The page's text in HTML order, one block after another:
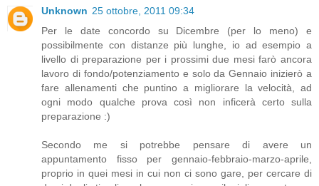
Unknown 25 ottobre, 2011 09:34
Per le date concordo su Dicembre (per lo meno) e
possibilmente con distanze più lunghe, io ad esempio a
livello di preparazione per i prossimi due mesi farò ancora
lavoro di fondo/potenziamento e solo da Gennaio inizierò a
fare allenamenti che puntino a migliorare la velocità, ad
ogni modo qualche prova così non inficerà certo sulla
preparazione :)
Secondo me si potrebbe pensare di avere un
appuntamento fisso per gennaio-febbraio-marzo-aprile,
proprio in quei mesi in cui non ci sono gare, per cercare di